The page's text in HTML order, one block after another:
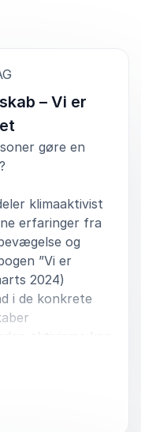
med fokus
og vi gik
egne roller og
klima.
Saloner
oplæg med stærke
slides. Esther er
agenda.
et oplæg ad to
Gymnasium i
dag om aktivisme
– Vi er
gøre en
klimaaktivist
erfaringer fra
og
”Vi er
2024)
i de konkrete
aktivisme kan
og fællesskab i
historiske
idéer og
og